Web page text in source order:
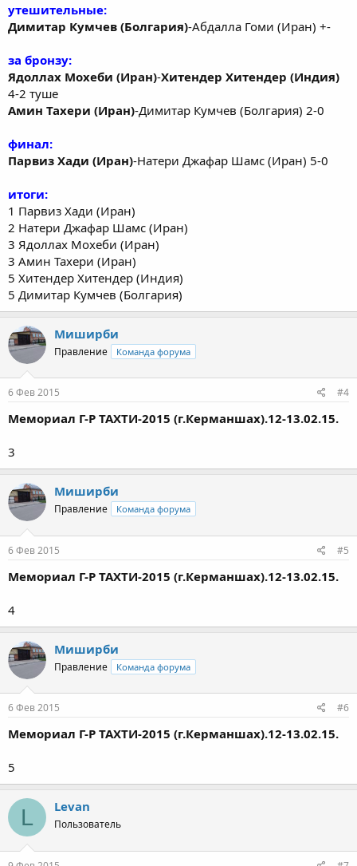
утешительные:
Димитар Кумчев (Болгария)-Абдалла Гоми (Иран) +-
за бронзу:
Ядоллах Мохеби (Иран)-Хитендер Хитендер (Индия)
4-2 туше
Амин Тахери (Иран)-Димитар Кумчев (Болгария) 2-0
финал:
Парвиз Хади (Иран)-Натери Джафар Шамс (Иран) 5-0
итоги:
1 Парвиз Хади (Иран)
2 Натери Джафар Шамс (Иран)
3 Ядоллах Мохеби (Иран)
3 Амин Тахери (Иран)
5 Хитендер Хитендер (Индия)
5 Димитар Кумчев (Болгария)
Миширби
Правление Команда форума
6 Фев 2015 #4
Мемориал Г-Р ТАХТИ-2015 (г.Керманшах).12-13.02.15.
3
Миширби
Правление Команда форума
6 Фев 2015 #5
Мемориал Г-Р ТАХТИ-2015 (г.Керманшах).12-13.02.15.
4
Миширби
Правление Команда форума
6 Фев 2015 #6
Мемориал Г-Р ТАХТИ-2015 (г.Керманшах).12-13.02.15.
5
L Levan
Пользователь